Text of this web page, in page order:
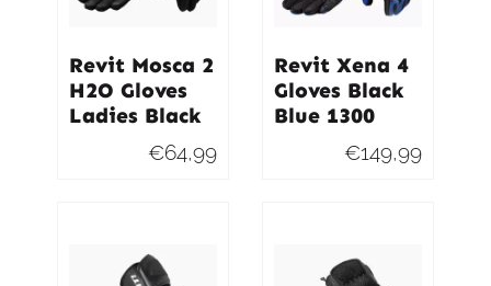
Revit Mosca 2
H2O Gloves
Ladies Black
€64,99
Revit Xena 4
Gloves Black
Blue 1300
€149,99